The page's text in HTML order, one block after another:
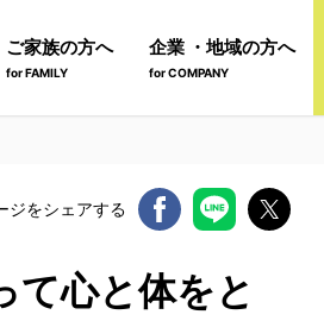
ご家族の方へ
for FAMILY
企業 ・地域の方へ
for COMPANY
ジをシェアする
て心と体をと